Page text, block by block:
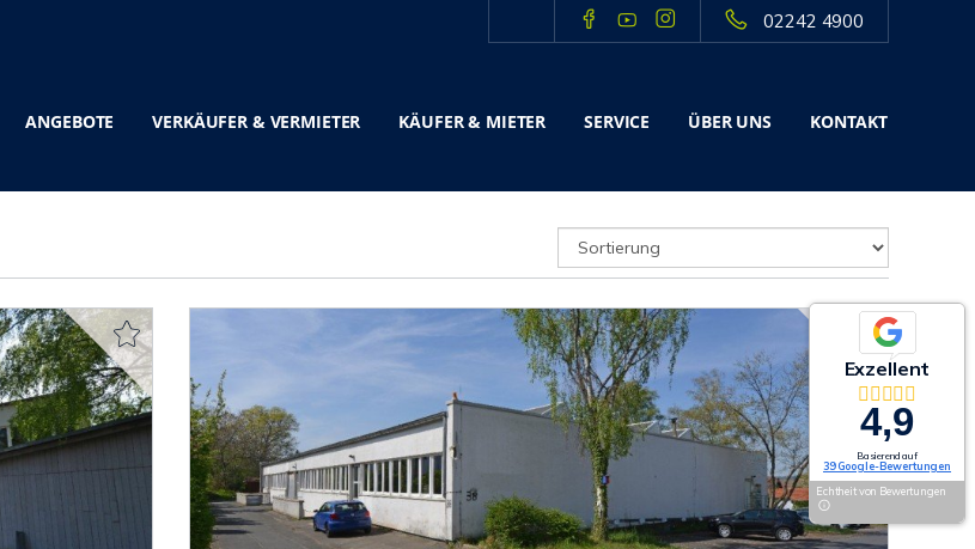
02242 4900
ANGEBOTE VERKÄUFER & VERMIETER KÄUFER & MIETER SERVICE ÜBER UNS KONTAKT
Exzellent
4,9
Basierend auf
39 Google-Bewertungen
Echtheit von Bewertungen